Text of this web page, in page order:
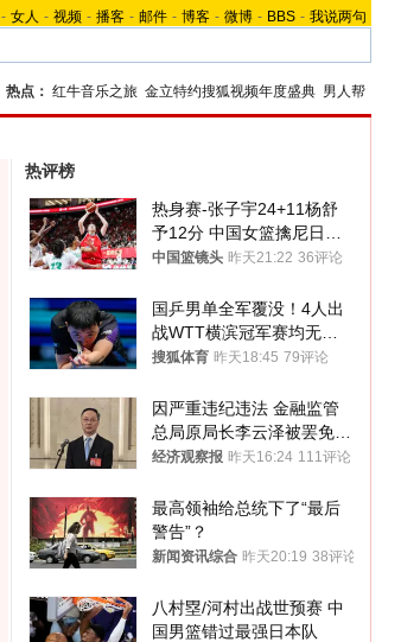
- 女人 - 视频 - 播客 - 邮件 - 博客 - 微博 - BBS - 我说两句
热点： 红牛音乐之旅 金立特约搜狐视频年度盛典 男人帮
热评榜
热身赛-张子宇24+11杨舒
予12分 中国女篮擒尼日利
亚
中国篮镜头 昨天21:22 36评论
国乒男单全军覆没！4人出
战WTT横滨冠军赛均无缘
八强
搜狐体育 昨天18:45 79评论
因严重违纪违法 金融监管
总局原局长李云泽被罢免全
国人大代表
经济观察报 昨天16:24 111评论
最高领袖给总统下了“最后
警告”？
新闻资讯综合 昨天20:19 38评论
八村塁/河村出战世预赛 中
国男篮错过最强日本队